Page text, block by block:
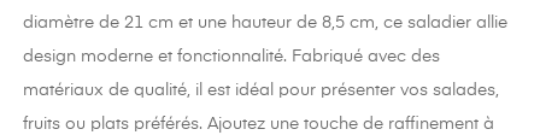
diamètre de 21 cm et une hauteur de 8,5 cm, ce saladier allie
design moderne et fonctionnalité. Fabriqué avec des
matériaux de qualité, il est idéal pour présenter vos salades,
fruits ou plats préférés. Ajoutez une touche de raffinement à